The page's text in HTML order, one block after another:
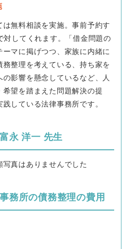
は無料相談を実施。事前予約す
対してくれます。「借金問題の
ーマに掲げつつ、家族に内緒に
務整理を考えている、持ち家を
影響を懸念しているなど、人
希望を踏まえた問題解決の提
している法律事務所です。
永 洋一 先生
真はありませんでした
務所の債務整理の費用